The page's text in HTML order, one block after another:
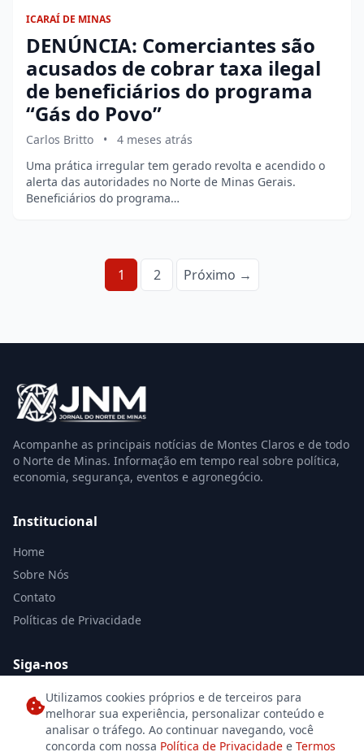
ICARAÍ DE MINAS
DENÚNCIA: Comerciantes são
acusados de cobrar taxa ilegal
de beneficiários do programa
“Gás do Povo”
Carlos Britto •
4 meses atrás
Uma prática irregular tem gerado revolta e acendido o
alerta das autoridades no Norte de Minas Gerais.
Beneficiários do programa…
Paginação
1 2 Próximo →
Acompanhe as principais notícias de Montes Claros e de todo
o Norte de Minas. Informação em tempo real sobre política,
economia, segurança, eventos e agronegócio.
Institucional
Home
Sobre Nós
Contato
Políticas de Privacidade
Siga-nos
Utilizamos cookies próprios e de terceiros para
melhorar sua experiência, personalizar conteúdo e
analisar o tráfego. Ao continuar navegando, você
concorda com nossa Política de Privacidade e Termos